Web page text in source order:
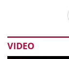
VIDEO